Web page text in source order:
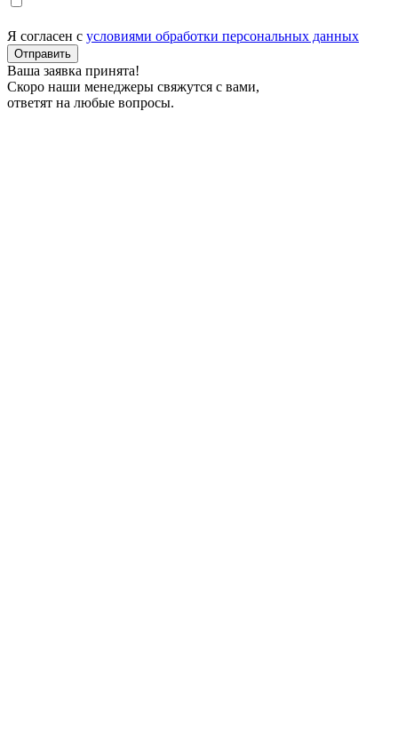
Я согласен с условиями обработки персональных данных
Отправить
Ваша заявка принята!
Скоро наши менеджеры свяжутся с вами,
ответят на любые вопросы.